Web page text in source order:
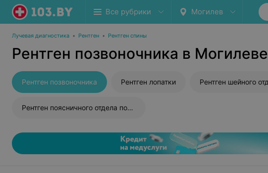
Все рубрики Могилев
Лучевая диагностика • Рентген • Рентген спины
Рентген позвоночника в Могилеве
Рентген позвоночника Рентген лопатки
Рентген поясничного отдела позвоночника